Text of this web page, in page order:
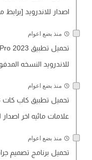
اصدار للاندرويد
منذ بضع اعوام
للاندرويد النسخه
منذ بضع اعوام
علامات مائيه اخر اصدار
منذ بضع اعوام